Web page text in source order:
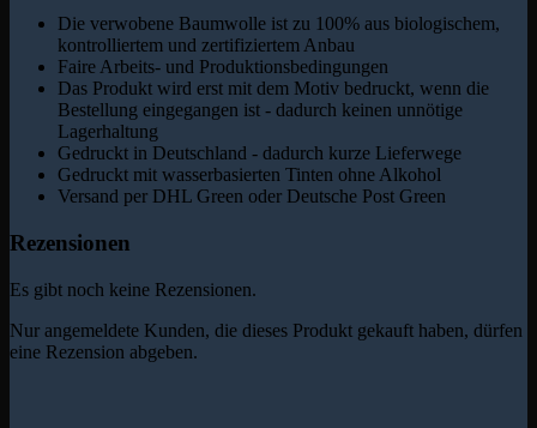
Die verwobene Baumwolle ist zu 100% aus biologischem,
kontrolliertem und zertifiziertem Anbau
Faire Arbeits- und Produktionsbedingungen
Das Produkt wird erst mit dem Motiv bedruckt, wenn die
Bestellung eingegangen ist - dadurch keinen unnötige
Lagerhaltung
Gedruckt in Deutschland - dadurch kurze Lieferwege
Gedruckt mit wasserbasierten Tinten ohne Alkohol
Versand per DHL Green oder Deutsche Post Green
Rezensionen
Es gibt noch keine Rezensionen.
Nur angemeldete Kunden, die dieses Produkt gekauft haben, dürfen
eine Rezension abgeben.